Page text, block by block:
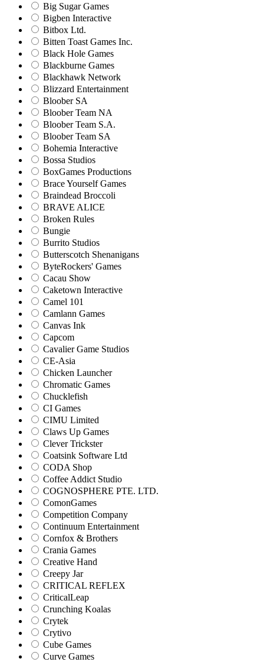
Big Sugar Games
Bigben Interactive
Bitbox Ltd.
Bitten Toast Games Inc.
Black Hole Games
Blackburne Games
Blackhawk Network
Blizzard Entertainment
Bloober SA
Bloober Team NA
Bloober Team S.A.
Bloober Team SA
Bohemia Interactive
Bossa Studios
BoxGames Productions
Brace Yourself Games
Braindead Broccoli
BRAVE ALICE
Broken Rules
Bungie
Burrito Studios
Butterscotch Shenanigans
ByteRockers' Games
Cacau Show
Caketown Interactive
Camel 101
Camlann Games
Canvas Ink
Capcom
Cavalier Game Studios
CE-Asia
Chicken Launcher
Chromatic Games
Chucklefish
CI Games
CIMU Limited
Claws Up Games
Clever Trickster
Coatsink Software Ltd
CODA Shop
Coffee Addict Studio
COGNOSPHERE PTE. LTD.
ComonGames
Competition Company
Continuum Entertainment
Cornfox & Brothers
Crania Games
Creative Hand
Creepy Jar
CRITICAL REFLEX
CriticalLeap
Crunching Koalas
Crytek
Crytivo
Cube Games
Curve Games